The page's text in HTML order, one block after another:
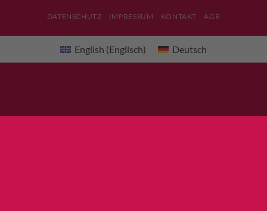
DATENSCHUTZ IMPRESSUM KONTAKT AGB
English (Englisch) Deutsch